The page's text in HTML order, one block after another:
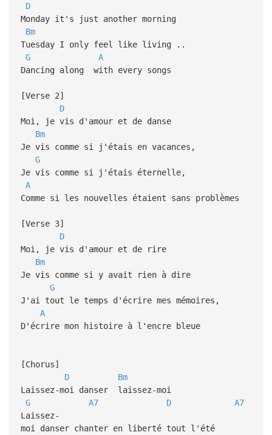
D
Monday it's just another morning
Bm
Tuesday I only feel like living ..
G
A
Dancing along with every songs
[Verse 2]
D
Moi, je vis d'amour et de danse
Bm
Je vis comme si j'étais en vacances,
G
Je vis comme si j'étais éternelle,
A
Comme si les nouvelles étaient sans problèmes
[Verse 3]
D
Moi, je vis d'amour et de rire
Bm
Je vis comme si y avait rien à dire
G
J'ai tout le temps d'écrire mes mémoires,
A
D'écrire mon histoire à l'encre bleue
[Chorus]
D
Bm
Laissez-moi danser laissez-moi
G
A7 D
A7
Laissez-
moi danser chanter en liberté tout l'été